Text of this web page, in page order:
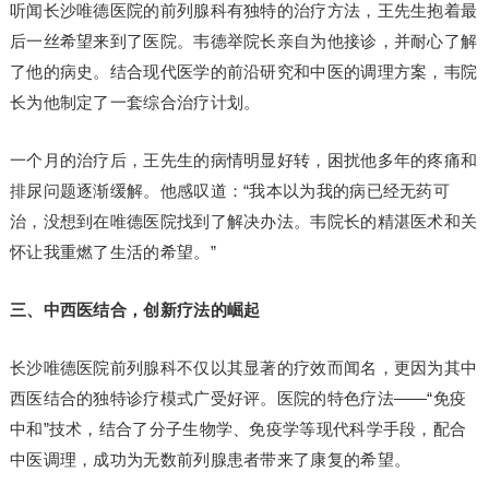
听闻长沙唯德医院的前列腺科有独特的治疗方法，王先生抱着最
后一丝希望来到了医院。韦德举院长亲自为他接诊，并耐心了解
了他的病史。结合现代医学的前沿研究和中医的调理方案，韦院
长为他制定了一套综合治疗计划。
一个月的治疗后，王先生的病情明显好转，困扰他多年的疼痛和
排尿问题逐渐缓解。他感叹道：“我本以为我的病已经无药可
治，没想到在唯德医院找到了解决办法。韦院长的精湛医术和关
怀让我重燃了生活的希望。”
三、中西医结合，创新疗法的崛起
长沙唯德医院前列腺科不仅以其显著的疗效而闻名，更因为其中
西医结合的独特诊疗模式广受好评。医院的特色疗法——“免疫
中和”技术，结合了分子生物学、免疫学等现代科学手段，配合
中医调理，成功为无数前列腺患者带来了康复的希望。